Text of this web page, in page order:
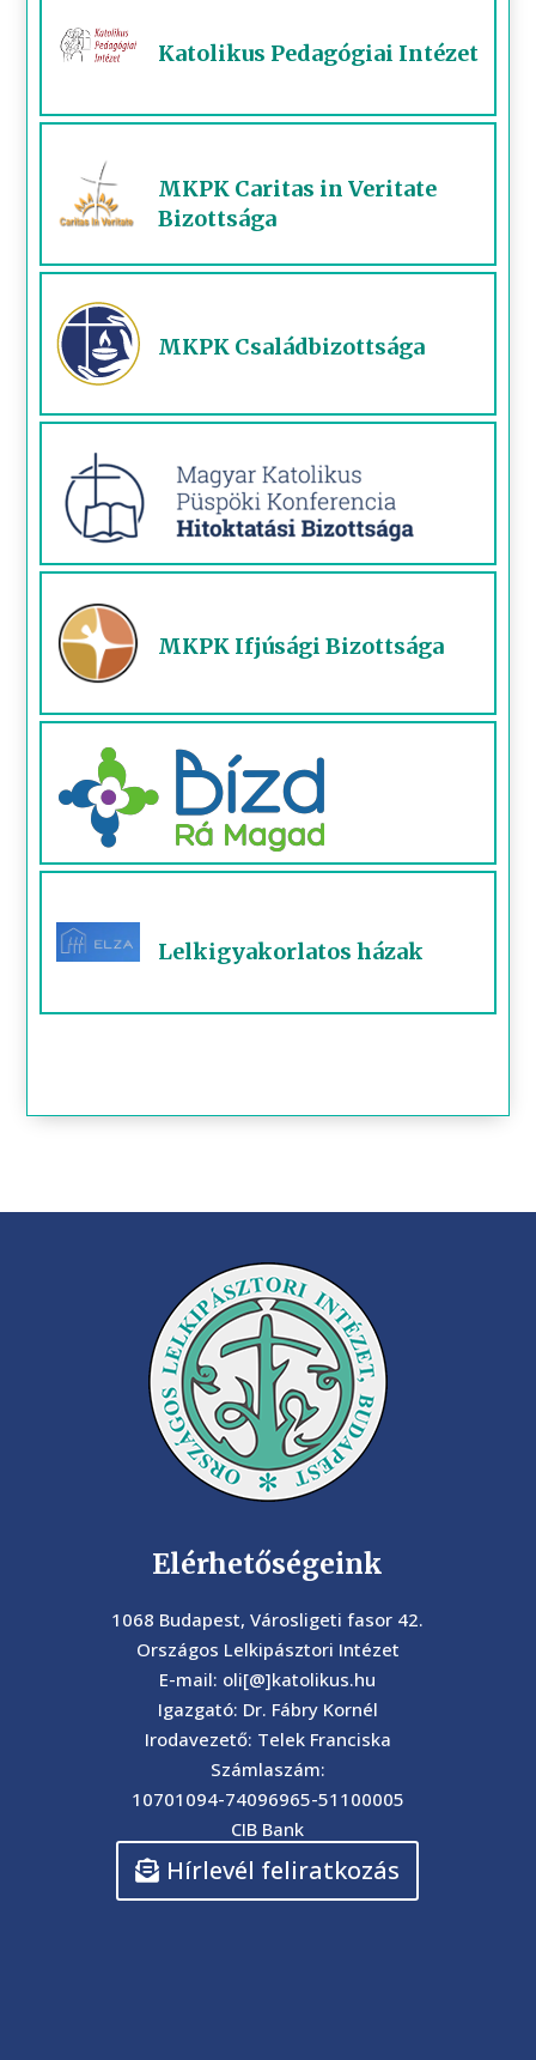
Katolikus Pedagógiai Intézet
MKPK Caritas in Veritate
Bizottsága
MKPK Családbizottsága
MKPK Ifjúsági Bizottsága
Lelkigyakorlatos házak
Elérhetőségeink
1068 Budapest, Városligeti fasor 42.
Országos Lelkipásztori Intézet
E-mail: oli[@]katolikus.hu
Igazgató: Dr. Fábry Kornél
Irodavezető: Telek Franciska
Számlaszám:
10701094-74096965-51100005
CIB Bank
Hírlevél feliratkozás